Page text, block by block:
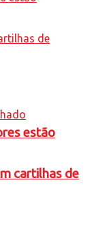
estão
cartilhas de